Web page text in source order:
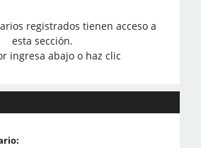
registrados tienen acceso a
esta sección.
ingresa abajo o haz clic